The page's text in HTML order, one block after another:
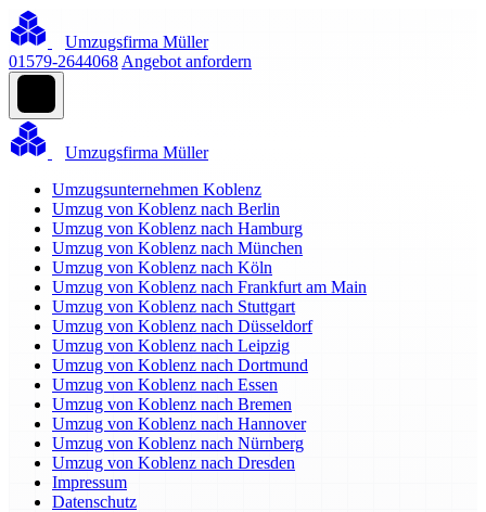
Umzugsfirma Müller
01579-2644068 Angebot anfordern
Umzugsfirma Müller
Umzugsunternehmen Koblenz
Umzug von Koblenz nach Berlin
Umzug von Koblenz nach Hamburg
Umzug von Koblenz nach München
Umzug von Koblenz nach Köln
Umzug von Koblenz nach Frankfurt am Main
Umzug von Koblenz nach Stuttgart
Umzug von Koblenz nach Düsseldorf
Umzug von Koblenz nach Leipzig
Umzug von Koblenz nach Dortmund
Umzug von Koblenz nach Essen
Umzug von Koblenz nach Bremen
Umzug von Koblenz nach Hannover
Umzug von Koblenz nach Nürnberg
Umzug von Koblenz nach Dresden
Impressum
Datenschutz